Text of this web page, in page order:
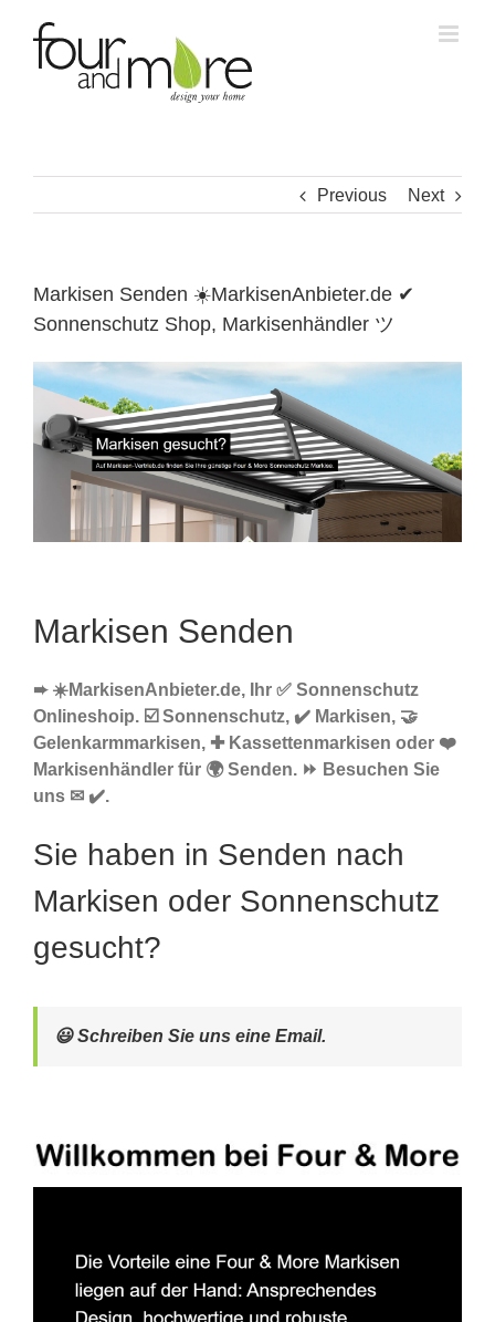
content
Previous Next
Markisen Senden ☀️MarkisenAnbieter.de ✔
Sonnenschutz Shop, Markisenhändler ツ
Markisen Senden
➨ ☀️MarkisenAnbieter.de, Ihr ✅ Sonnenschutz
Onlineshoip. ☑️ Sonnenschutz, ✔️ Markisen, 🤝
Gelenkarmmarkisen, ✚ Kassettenmarkisen oder ❤️
Markisenhändler für 🌍 Senden. ⏩ Besuchen Sie
uns ✉ ✔️.
Sie haben in Senden nach
Markisen oder Sonnenschutz
gesucht?
😃 Schreiben Sie uns eine Email.